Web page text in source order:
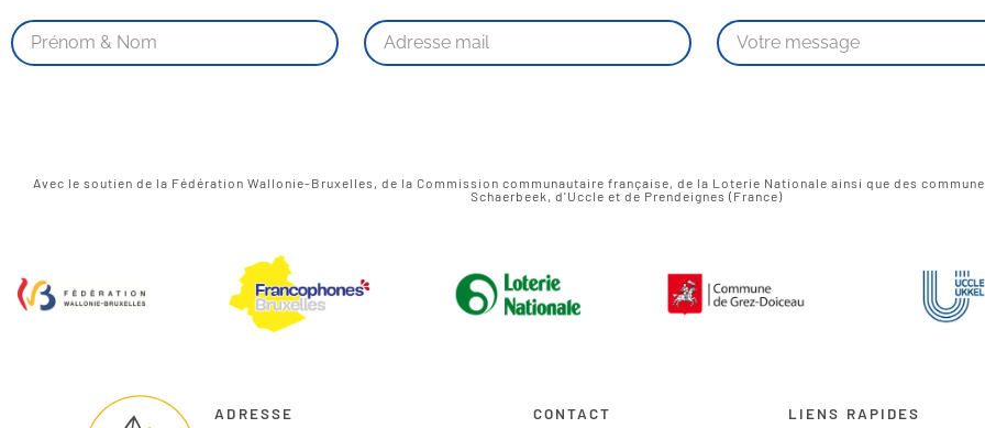
Avec le soutien de la Fédération Wallonie-Bruxelles, de la Commission communautaire française, de la Loterie Nationale ainsi que des
Schaerbeek, d'Uccle et de Prendeignes (France)
ADRESSE CONTACT LIENS RAPIDES